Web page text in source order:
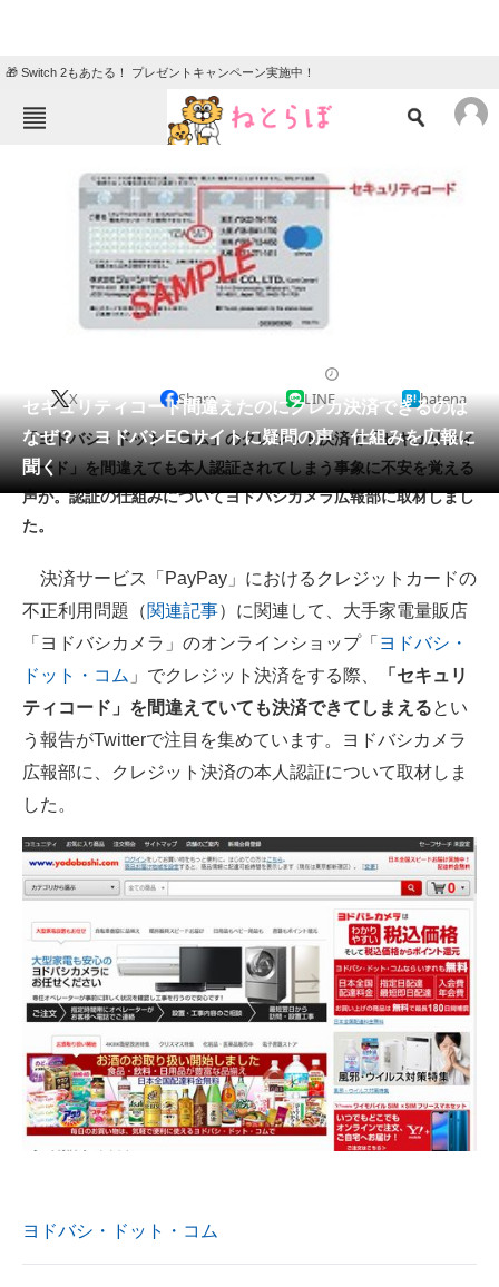
🎁 Switch 2もあたる！ プレゼントキャンペーン実施中！
ニュース
クイズ
地域
教育・育児
会員記事
メディア
注目記事を集めた総合ページ
進化するPCとデバイスの未来
ビジネスと働き方のヒント
AI活用のいまが分かる
経営リーダーのコミュニティ
マーケ×ITの今がよく分かる
ITエンジニア向け専門サイト
企業向けIT製品の総合サイト
IT製品の技術・比較・事例
製造業のIT導入・活用を支援
電子設計の基本と応用
セキュリティコード間違えたのにクレカ決済できるのは
なぜ？ ヨドバシECサイトに疑問の声 仕組みを広報に
聞く
X Share LINE hatena
「ヨドバシ・ドット・コム」のクレジット決済で「セキュリティ
コード」を間違えても本人認証されてしまう事象に不安を覚える
声が。認証の仕組みについてヨドバシカメラ広報部に取材しまし
た。
決済サービス「PayPay」におけるクレジットカードの
不正利用問題（関連記事）に関連して、大手家電量販店
「ヨドバシカメラ」のオンラインショップ「 ヨドバシ・
ドット・コム 」でクレジット決済をする際、
「セキュリ
ティコード」を間違えていても決済できてしまえるとい
う報告がTwitterで注目を集めています。ヨドバシカメラ
広報部に、クレジット決済の本人認証について取材しま
した。
ヨドバシ・ドット・コム